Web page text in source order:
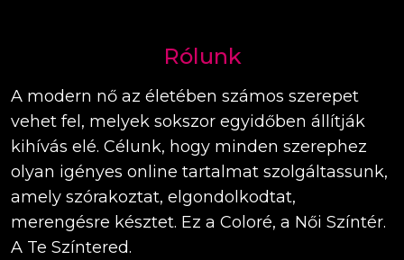
Rólunk
A modern nő az életében számos szerepet
vehet fel, melyek sokszor egyidőben állítják
kihívás elé. Célunk, hogy minden szerephez
olyan igényes online tartalmat szolgáltassunk,
amely szórakoztat, elgondolkodtat,
merengésre késztet. Ez a Coloré, a Női Színtér.
A Te Színtered.